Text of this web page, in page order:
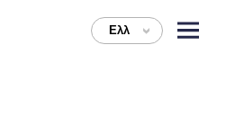
Ελλ >